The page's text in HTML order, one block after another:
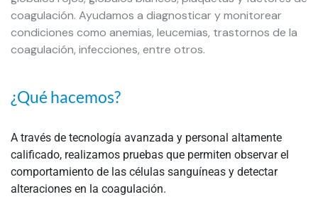
coagulación. Ayudamos a diagnosticar y monitorear
condiciones como anemias, leucemias, trastornos de la
coagulación, infecciones, entre otros.
¿Qué hacemos?
A través de tecnología avanzada y personal altamente
calificado, realizamos pruebas que permiten observar el
comportamiento de las células sanguíneas y detectar
alteraciones en la coagulación.